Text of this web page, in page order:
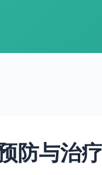
防与治疗